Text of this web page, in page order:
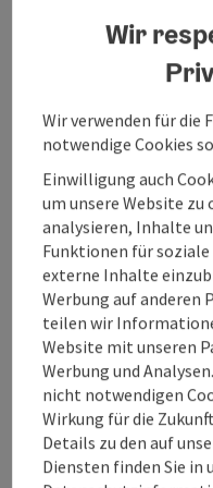
losradeln.
losradeln. - Karte
Dich erwarten
Hügel,
unvergessliches
Region
Wir
Wir verwenden für die
notwendige Cookies
Einwilligung auch
um unsere Website
analysieren, Inhalte
Funktionen für
externe Inhalte
Werbung auf anderen
teilen wir
Website mit unseren
Werbung und
nicht notwendigen
Wirkung für die
Details zu den auf
Diensten finden Sie in